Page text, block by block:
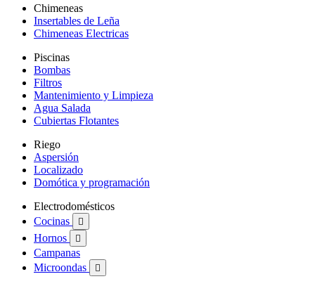
Chimeneas
Insertables de Leña
Chimeneas Electricas
Piscinas
Bombas
Filtros
Mantenimiento y Limpieza
Agua Salada
Cubiertas Flotantes
Riego
Aspersión
Localizado
Domótica y programación
Electrodomésticos
Cocinas

Hornos 
Campanas
Microondas
